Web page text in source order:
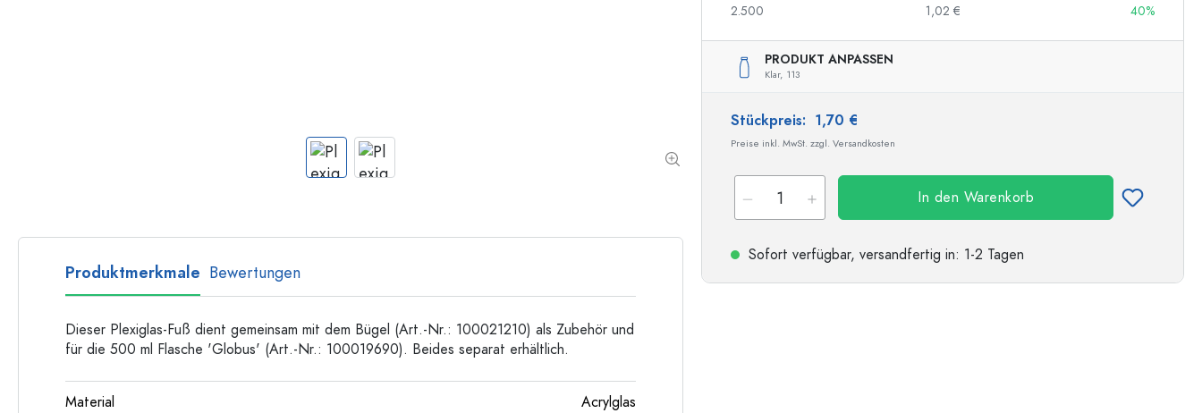
Weihnachtsflaschen
Dekorative Flaschen
Flaschen nach Form
Apothekerflaschen
Glas- & Weinballons
Flaschen nach Material
Kunststoffflaschen
Aluminiumflaschen
2.500
1,02 € 40%
PRODUKT ANPASSEN
Klar, 113
Stückpreis: 1,70 €
Preise inkl. MwSt. zzgl. Versandkosten
In den Warenkorb
Sofort verfügbar, versandfertig in: 1-2 Tagen
Produktmerkmale Bewertungen
Dieser Plexiglas-Fuß dient gemeinsam mit dem Bügel (Art.-Nr.: 100021210) als Zubehör und
für die 500 ml Flasche 'Globus' (Art.-Nr.: 100019690). Beides separat erhältlich.
Material Acrylglas